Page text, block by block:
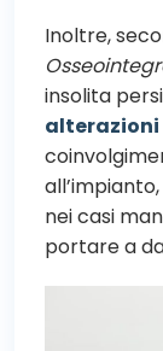
Inoltre,
insolita
nei casi
portare a